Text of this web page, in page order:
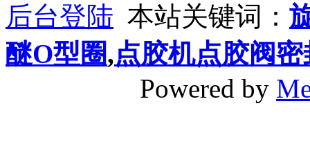
后台登陆 本站关键词：
醚O型圈,点胶机点胶阀
Powered by